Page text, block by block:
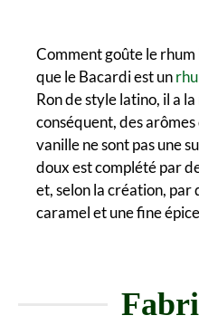
Comment goûte le
que le Bacardi est un
Ron de style latino, il a
conséquent, des
vanille ne sont pas une
doux est complété par
et, selon la création,
caramel et une fine